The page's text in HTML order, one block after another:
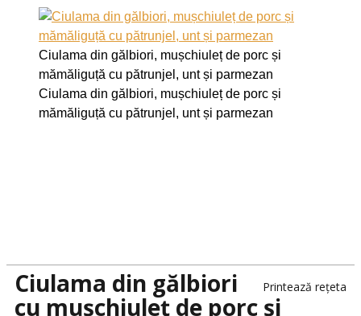
Ciulama din gălbiori, mușchiuleț de porc și
mămăliguță cu pătrunjel, unt și parmezan
Ciulama din gălbiori, mușchiuleț de porc și
mămăliguță cu pătrunjel, unt și parmezan
Printează rețeta
Ciulama din gălbiori
cu mușchiuleț de porc și